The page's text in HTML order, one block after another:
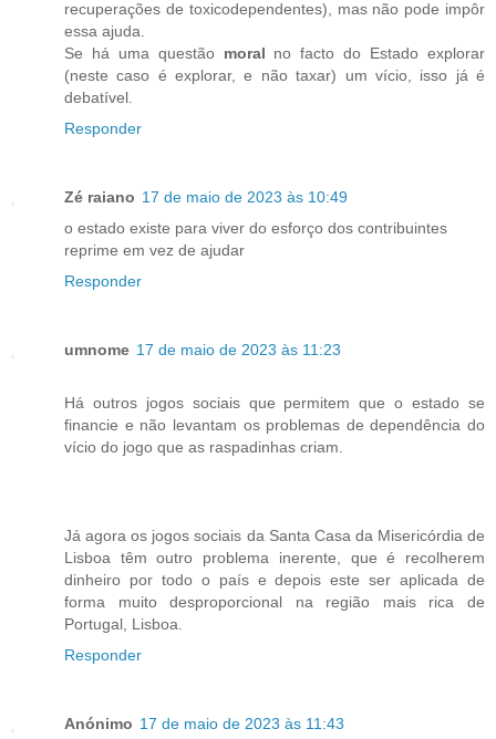
recuperações de toxicodependentes), mas não pode impôr
essa ajuda.
Se há uma questão moral no facto do Estado explorar
(neste caso é explorar, e não taxar) um vício, isso já é
debatível.
Responder
Zé raiano 17 de maio de 2023 às 10:49
o estado existe para viver do esforço dos contribuintes
reprime em vez de ajudar
Responder
umnome 17 de maio de 2023 às 11:23
Há outros jogos sociais que permitem que o estado se
financie e não levantam os problemas de dependência do
vício do jogo que as raspadinhas criam.
Já agora os jogos sociais da Santa Casa da Misericórdia de
Lisboa têm outro problema inerente, que é recolherem
dinheiro por todo o país e depois este ser aplicada de
forma muito desproporcional na região mais rica de
Portugal, Lisboa.
Responder
Anónimo 17 de maio de 2023 às 11:43